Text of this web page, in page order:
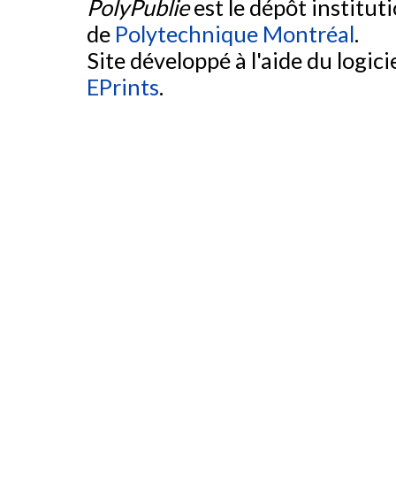
PolyPublieest le dépôt
de Polytechnique Montréal.
Site développé à l'aide du
EPrints.